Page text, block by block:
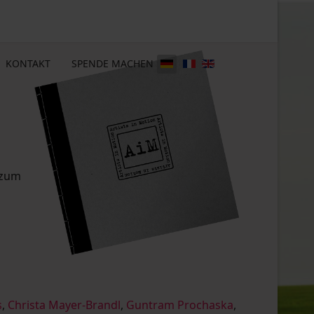
KONTAKT SPENDE MACHEN
, Christa Mayer-Brandl, Guntram Prochaska,